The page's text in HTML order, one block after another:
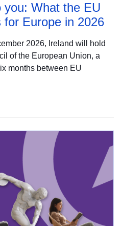
you: What the EU
for Europe in 2026
2026, Ireland will hold
of the European Union, a
months between EU